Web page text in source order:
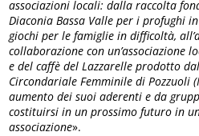
associazioni locali: dalla raccolta
Diaconia Bassa Valle per i profughi
giochi per le famiglie in difficoltà,
collaborazione con un’associazione
e del caffè del Lazzarelle prodotto
Circondariale Femminile di Pozzuoli
aumento dei suoi aderenti e da
costituirsi in un prossimo futuro in
associazione».